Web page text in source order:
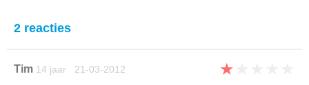
2 reacties
Tim 14 jaar 21-03-2012 ★